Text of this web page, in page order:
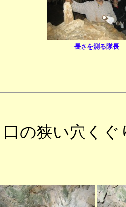
長さを測る隊長
の狭い穴くぐ